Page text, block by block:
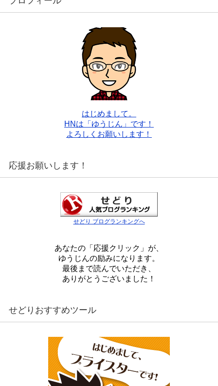
はじめまして。
HNは「ゆうじん」です！
よろしくお願いします！
応援お願いします！
せどり ブログランキングへ
あなたの「応援クリック」が、
ゆうじんの励みになります。
最後まで読んでいただき、
ありがとうございました！
せどりおすすめツール